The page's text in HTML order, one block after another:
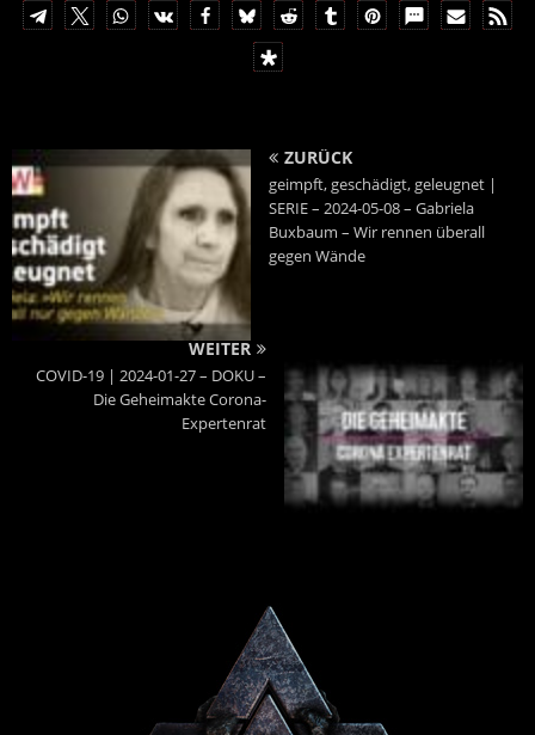
ZURÜCK
geimpft, geschädigt, geleugnet |
SERIE – 2024-05-08 – Gabriela
Buxbaum – Wir rennen überall
gegen Wände
WEITER
COVID-19 | 2024-01-27 – DOKU –
Die Geheimakte Corona-
Expertenrat